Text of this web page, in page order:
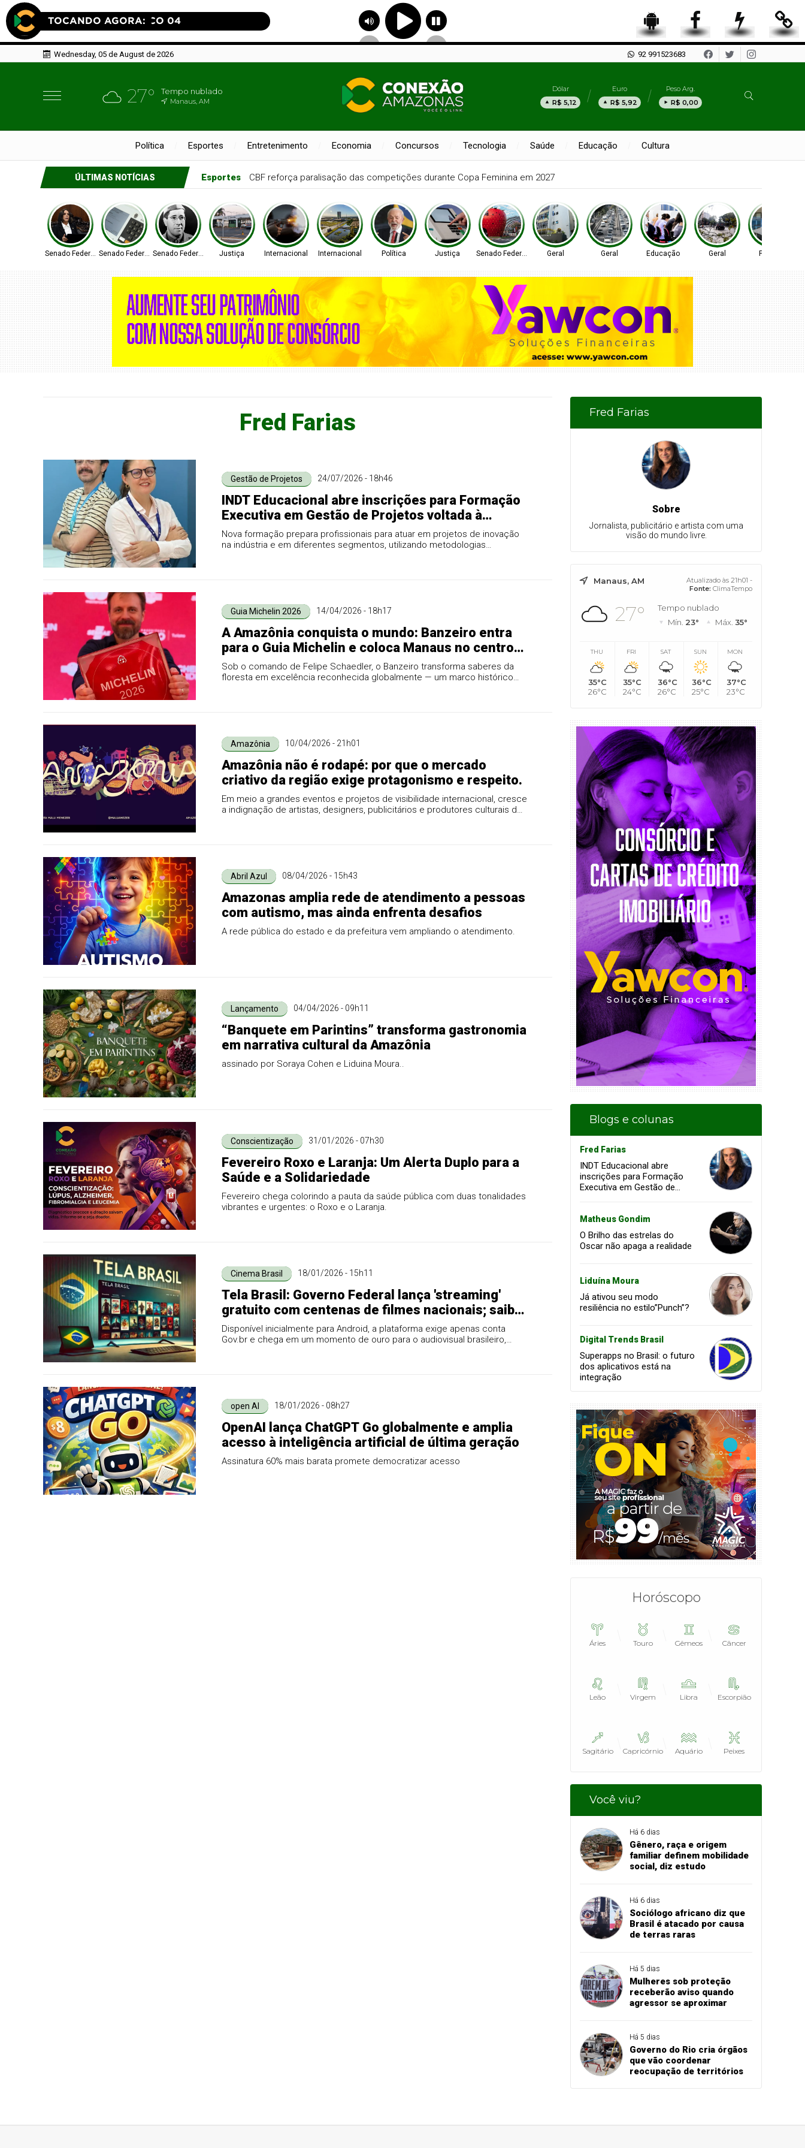
Wednesday, 05 de August de 2026 92 991523683
27° Tempo nublado
Manaus, AM
Dólar
R$ 5,12
Euro
R$ 5,92
Peso Arg.
R$ 0,00
Política Esportes Entretenimento Economia Concursos Tecnologia Saúde Educação Cultura
ÚLTIMAS NOTÍCIAS Política Lei garante frete mínimo no transporte de cargas; saiba o que muda
Senado Federal Senado Federal Senado Federal Justiça Internacional Internacional Política Justiça Senado Federal Geral Geral Educação Geral Política
Fred Farias
Gestão de Projetos 24/07/2026 - 18h46
INDT Educacional abre inscrições para Formação
Executiva em Gestão de Projetos voltada à
transformação digital e inovação
Nova formação prepara profissionais para atuar em projetos de inovação
na indústria e em diferentes segmentos, utilizando metodologias
Guia Michelin 2026 14/04/2026 - 18h17
A Amazônia conquista o mundo: Banzeiro entra
para o Guia Michelin e coloca Manaus no centro
da alta gastronomia
Sob o comando de Felipe Schaedler, o Banzeiro transforma saberes da
floresta em excelência reconhecida globalmente — um marco histórico
Amazônia 10/04/2026 - 21h01
Amazônia não é rodapé: por que o mercado
criativo da região exige protagonismo e respeito.
Em meio a grandes eventos e projetos de visibilidade internacional, cresce
a indignação de artistas, designers, publicitários e produtores culturais da
Abril Azul 08/04/2026 - 15h43
Amazonas amplia rede de atendimento a pessoas
com autismo, mas ainda enfrenta desafios
A rede pública do estado e da prefeitura vem ampliando o atendimento.
Lançamento 04/04/2026 - 09h11
“Banquete em Parintins” transforma gastronomia
em narrativa cultural da Amazônia
assinado por Soraya Cohen e Liduina Moura..
Conscientização 31/01/2026 - 07h30
Fevereiro Roxo e Laranja: Um Alerta Duplo para a
Saúde e a Solidariedade
Fevereiro chega colorindo a pauta da saúde pública com duas tonalidades
vibrantes e urgentes: o Roxo e o Laranja.
Cinema Brasil 18/01/2026 - 15h11
Tela Brasil: Governo Federal lança 'streaming'
gratuito com centenas de filmes nacionais; saiba
como acessar
Disponível inicialmente para Android, a plataforma exige apenas conta
Gov.br e chega em um momento de ouro para o audiovisual brasileiro,
open AI 18/01/2026 - 08h27
OpenAI lança ChatGPT Go globalmente e amplia
acesso à inteligência artificial de última geração
Assinatura 60% mais barata promete democratizar acesso
Fred Farias
Sobre
Jornalista, publicitário e artista com uma
visão do mundo livre.
Manaus, AM
Atualizado às 21h01 -
Fonte: ClimaTempo
27°
Tempo nublado
Mín. 23° Máx. 35°
THU
35°C
26°C
FRI
35°C
24°C
SAT
36°C
26°C
SUN
36°C
25°C
MON
37°C
23°C
Blogs e colunas
Fred Farias
INDT Educacional abre
inscrições para Formação
Executiva em Gestão de
inovação
Matheus Gondim
O Brilho das estrelas do
Oscar não apaga a realidade
Liduína Moura
Já ativou seu modo
resiliência no estilo”Punch”?
Digital Trends Brasil
Superapps no Brasil: o futuro
dos aplicativos está na
integração
Horóscopo
Áries Touro Gêmeos Câncer
Leão Virgem Libra Escorpião
Sagitário Capricórnio Aquário Peixes
Você viu?
Há 6 dias
Gênero, raça e origem
familiar definem mobilidade
social, diz estudo
Há 6 dias
Sociólogo africano diz que
Brasil é atacado por causa
de terras raras
Há 5 dias
Mulheres sob proteção
receberão aviso quando
agressor se aproximar
Há 5 dias
Governo do Rio cria órgãos
que vão coordenar
reocupação de territórios